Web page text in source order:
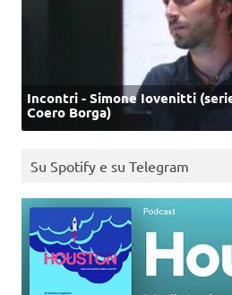
Incontri - Simone Iovenitti
Coero Borga)
Su Spotify e su Telegram